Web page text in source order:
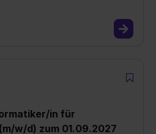
in für
w/d) zum 01.09.2027